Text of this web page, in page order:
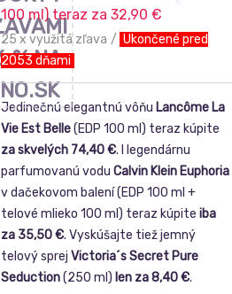
100 ml) teraz za 32,90 €
25 x využitá zľava
Ukončené pred
2053 dňami
Jedinečnú elegantnú vôňu Lancôme La
Vie Est Belle(EDP 100 ml) teraz kúpite
za skvelých 74,40 €. I legendárnu
parfumovanú voduCalvin Klein Euphoria
v dačekovom balení (EDP 100 ml +
telové mlieko 100 ml) teraz kúpiteiba
za 35,50 €. Vyskúšajte tiež jemný
telový sprejVictoria´s Secret Pure
Seduction(250 ml) len za 8,40 €.